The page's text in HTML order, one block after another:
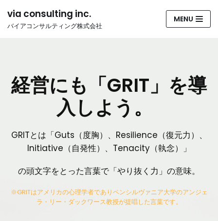
コ
ン
ス
キ
via consulting inc.
バイアコンサルティング株式会社
MENU
経営にも「GRIT」を導
入しよう。
GRITとは「Guts（度胸）、Resilience（復元力）、
Initiative（自発性）、Tenacity（執念）」
の頭文字をとった言葉で「やり抜く力」の意味。
※GRITはアメリカの心理学者でありペンシルヴァニア大学のアンジェ
ラ・リー・ダックワース教授が提唱した言葉です。